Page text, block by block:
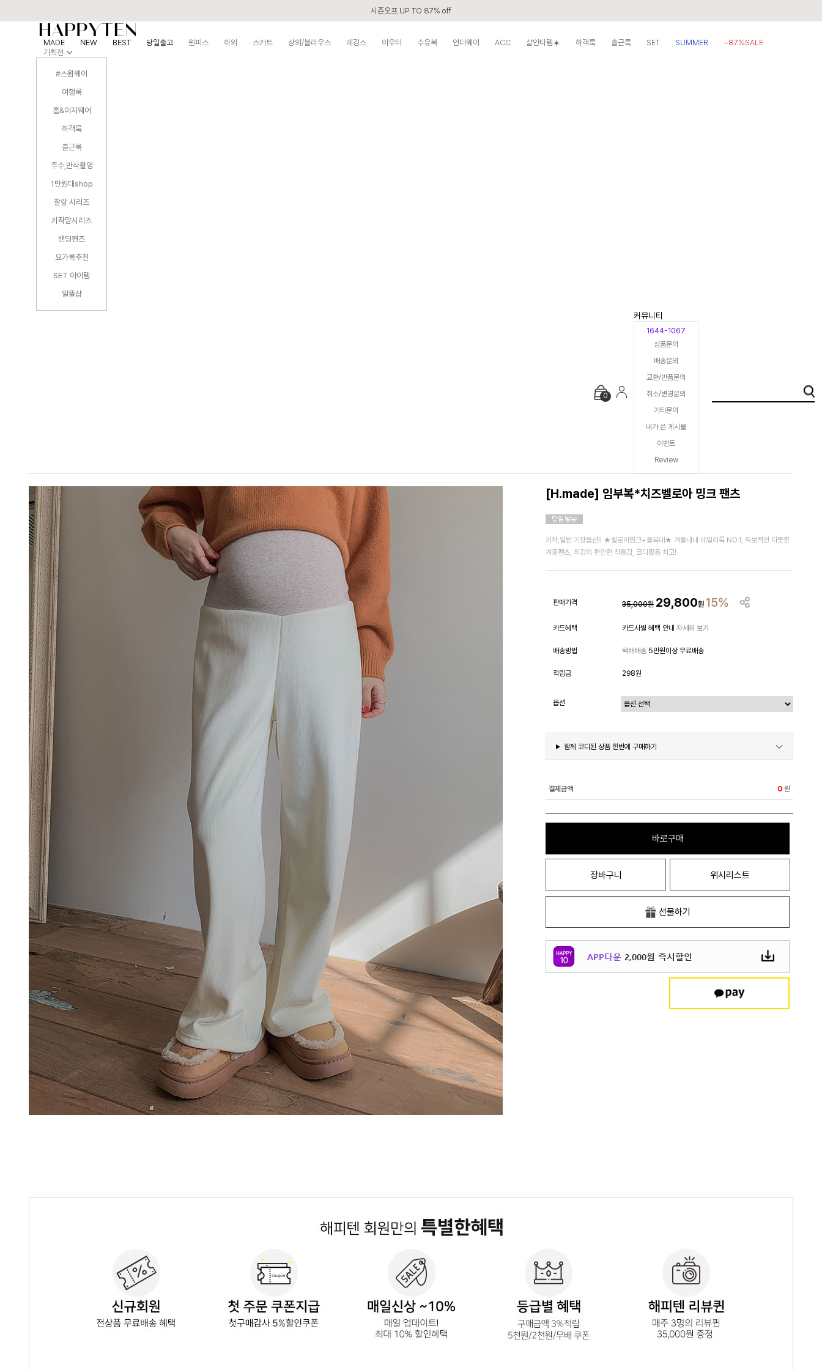
시즌오프 UP TO 87% off
MADE NEW BEST 당일출고 원피스 하의 스커트 상의/블라우스 레깅스 아우터 수유복 언더웨어 ACC 살안타템☀️ 하객룩 출근룩 SET SUMMER
~87%SALE
기획전
#스윔웨어
여행룩
홈&이지웨어
하객룩
출근룩
주수,만삭촬영
1만원대shop
찰랑 시리즈
키작맘시리즈
밴딩팬츠
요가룩추천
SET 아이템
알뜰샵
0
커뮤니티
1644-1067
상품문의
배송문의
교환/반품문의
취소/변경문의
기타문의
내가 쓴 게시물
이벤트
Review
[H.made] 임부복*치즈벨로아 밍크 팬츠
키작,일반 기장옵션!! ★벨로아밍크+울복대★ 겨울내내 데일리룩 NO.1, 독보적인 따뜻한
겨울팬츠, 최강의 편안한 착용감, 코디활용 최고!
판매가격 35,000원 29,800원 15%
카드혜택 카드사별 혜택 안내 자세히 보기
배송방법 택배배송 5만원이상 무료배송
적립금 298원
옵션
함께 코디된 상품 한번에 구매하기
결제금액 0 원
바로구매
장바구니 위시리스트
선물하기